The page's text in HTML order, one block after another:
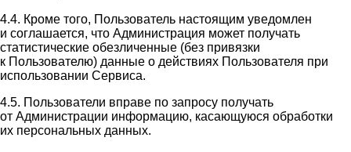
4.4. Кроме того, Пользователь настоящим уведомлен
и соглашается, что Администрация может получать
статистические обезличенные (без привязки
к Пользователю) данные о действиях Пользователя при
использовании Сервиса.
4.5. Пользователи вправе по запросу получать
от Администрации информацию, касающуюся обработки
их персональных данных.